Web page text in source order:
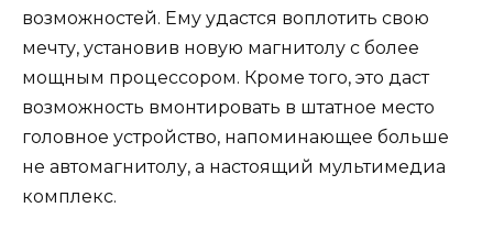
возможностей. Ему удастся воплотить свою
мечту, установив новую магнитолу с более
мощным процессором. Кроме того, это даст
возможность вмонтировать в штатное место
головное устройство, напоминающее больше
не автомагнитолу, а настоящий мультимедиа
комплекс.